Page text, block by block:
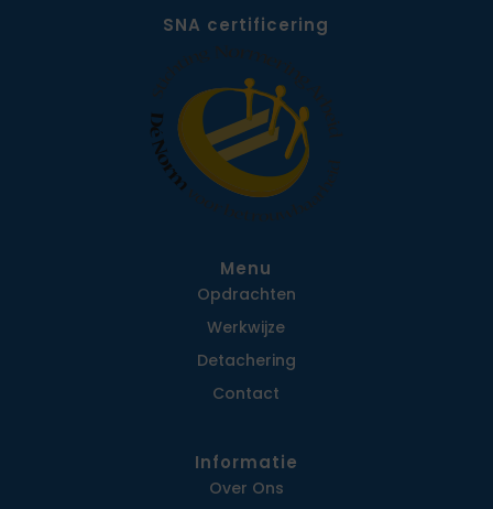
SNA certificering
Menu
Opdrachten
Werkwijze
Detachering
Contact
Informatie
Over Ons